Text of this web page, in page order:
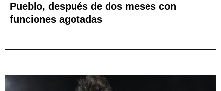
Pueblo, después de dos meses con
funciones agotadas